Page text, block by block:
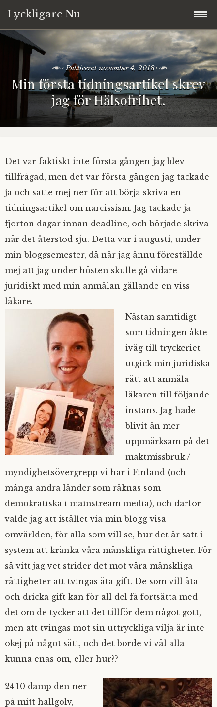
Lyckligare Nu
Hoppa
innehåll
Välkommen
Blogg
Annika
Tarot
Ta kontakt
Publicerat november 4, 2018
Min första tidningsartikel skrev
jag för Hälsofrihet.
Det var faktiskt inte första gången jag blev
tillfrågad, men det var första gången jag tackade
ja och satte mej ner för att börja skriva en
tidningsartikel om narcissism. Jag tackade ja
fjorton dagar innan deadline, och började skriva
när det återstod sju. Detta var i augusti, under
min bloggsemester, då när jag ännu föreställde
mej att jag under hösten skulle gå vidare
juridiskt med min anmälan gällande en viss
läkare.
Nästan samtidigt
som tidningen åkte
iväg till tryckeriet
utgick min juridiska
rätt att anmäla
läkaren till följande
instans. Jag hade
blivit än mer
uppmärksam på det
maktmissbruk /
myndighetsövergrepp vi har i Finland (och
många andra länder som räknas som
demokratiska i mainstream media), och därför
valde jag att istället via min blogg visa
omvärlden, för alla som vill se, hur det är satt i
system att kränka våra mänskliga rättigheter. För
så vitt jag vet strider det mot våra mänskliga
rättigheter att tvingas äta gift. De som vill äta
och dricka gift kan för all del få fortsätta med
det om de tycker att det tillför dem något gott,
men att tvingas mot sin uttryckliga vilja är inte
okej på något sätt, och det borde vi väl alla
kunna enas om, eller hur??
24.10 damp den ner
på mitt hallgolv,